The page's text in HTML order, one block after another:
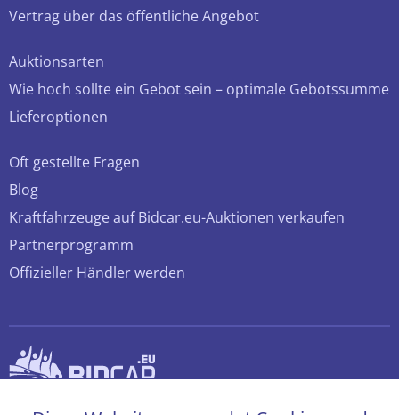
Vertrag über das öffentliche Angebot
Auktionsarten
Wie hoch sollte ein Gebot sein – optimale Gebotssumme
Lieferoptionen
Oft gestellte Fragen
Blog
Kraftfahrzeuge auf Bidcar.eu-Auktionen verkaufen
Partnerprogramm
Offizieller Händler werden
© 2026 bidcar.eu